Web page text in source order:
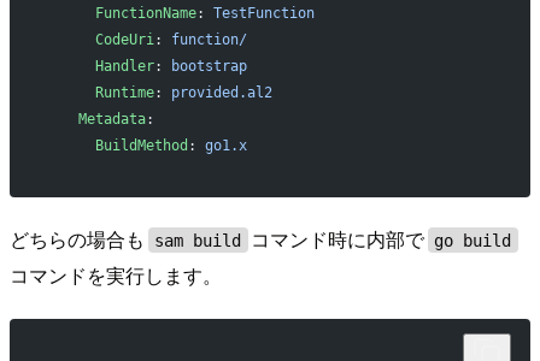
      FunctionName
: TestFunction
      CodeUri
: function/
      Handler
:
bootstrap
      Runtime
: provided.al2
    Metadata
:
      BuildMethod
: go1.x
どちらの場合も sam build コマンド時に内部で go build
コマンドを実行します。